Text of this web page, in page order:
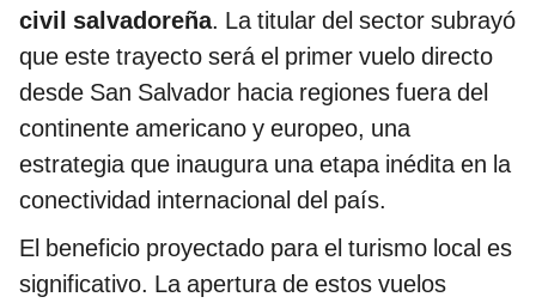
civil salvadoreña. La titular del sector subrayó
que este trayecto será el primer vuelo directo
desde San Salvador hacia regiones fuera del
continente americano y europeo, una
estrategia que inaugura una etapa inédita en la
conectividad internacional del país.
El beneficio proyectado para el turismo local es
significativo. La apertura de estos vuelos